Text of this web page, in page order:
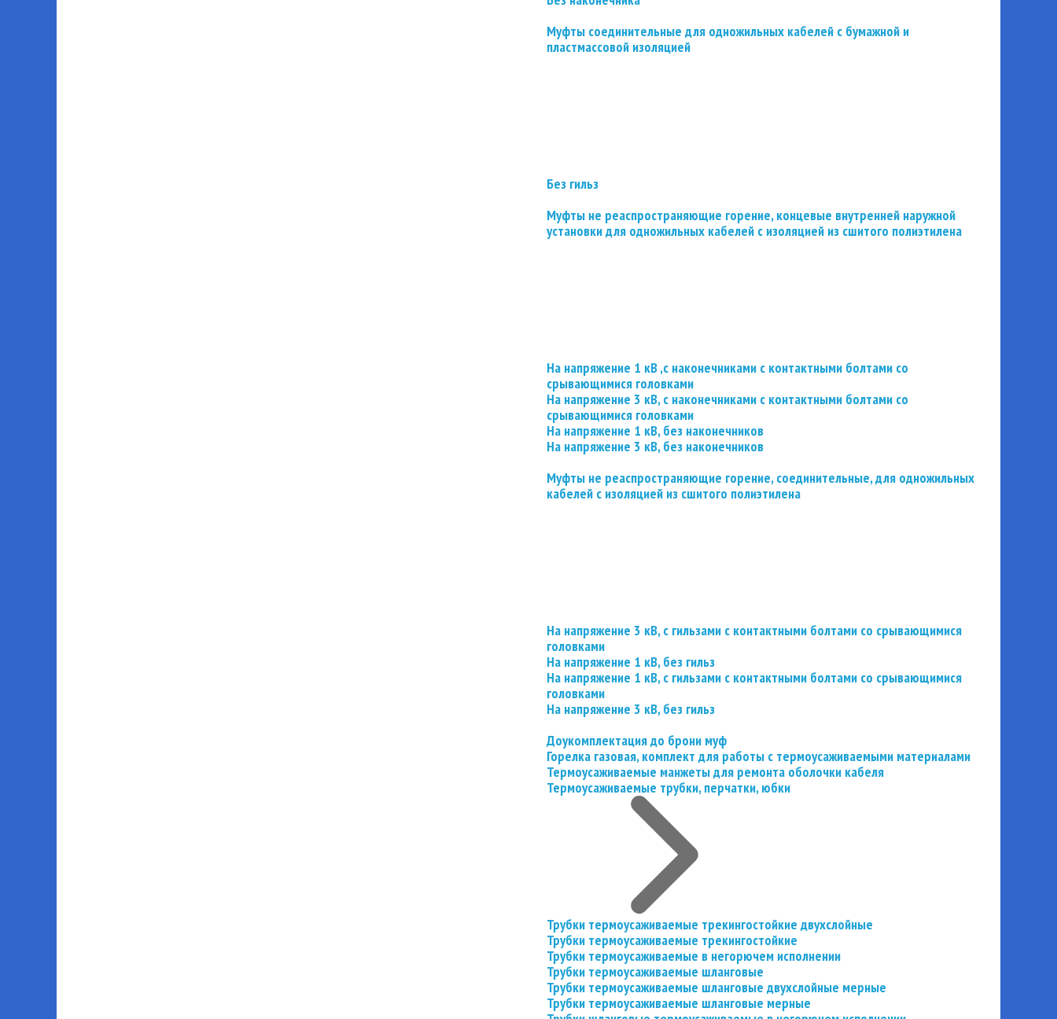
Муфты соединительные для одножильных кабелей с бумажной и
пластмассовой изоляцией
Без гильз
Муфты не реаспространяющие горение, концевые внутренней наружной
установки для одножильных кабелей с изоляцией из сшитого полиэтилена
На напряжение 1 кВ ,с наконечниками с контактными болтами со
срывающимися головками
На напряжение 3 кВ, с наконечниками с контактными болтами со
срывающимися головками
На напряжение 1 кВ, без наконечников
На напряжение 3 кВ, без наконечников
Муфты не реаспространяющие горение, соединительные, для одножильных
кабелей с изоляцией из сшитого полиэтилена
На напряжение 3 кВ, с гильзами с контактными болтами со срывающимися
головками
На напряжение 1 кВ, без гильз
На напряжение 1 кВ, с гильзами с контактными болтами со срывающимися
головками
На напряжение 3 кВ, без гильз
Доукомплектация до брони муф
Горелка газовая, комплект для работы с термоусаживаемыми материалами
Термоусаживаемые манжеты для ремонта оболочки кабеля
Термоусаживаемые трубки, перчатки, юбки
Трубки термоусаживаемые трекингостойкие двухслойные
Трубки термоусаживаемые трекингостойкие
Трубки термоусаживаемые в негорючем исполнении
Трубки термоусаживаемые шланговые
Трубки термоусаживаемые шланговые двухслойные мерные
Трубки термоусаживаемые шланговые мерные